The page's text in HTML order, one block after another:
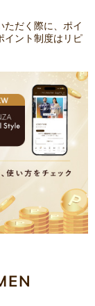
ただく際に、ポイ
イント制度はリピ